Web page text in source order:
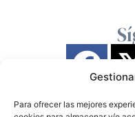
Para ofrecer las mejores